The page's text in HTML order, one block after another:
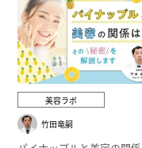
美容ラボ
竹田竜嗣